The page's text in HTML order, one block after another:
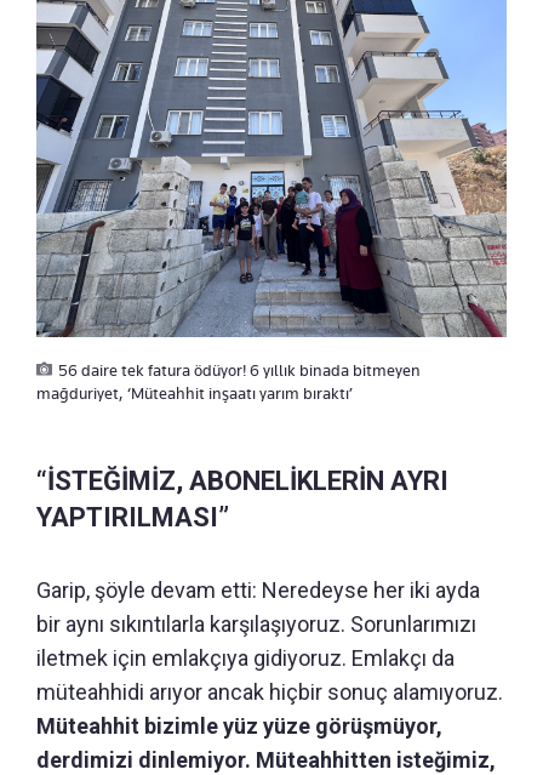
56 daire tek fatura ödüyor! 6 yıllık binada bitmeyen
mağduriyet, ‘Müteahhit inşaatı yarım bıraktı’
“İSTEĞİMİZ, ABONELİKLERİN AYRI
YAPTIRILMASI”
Garip, şöyle devam etti: Neredeyse her iki ayda
bir aynı sıkıntılarla karşılaşıyoruz. Sorunlarımızı
iletmek için emlakçıya gidiyoruz. Emlakçı da
müteahhidi arıyor ancak hiçbir sonuç alamıyoruz.
Müteahhit bizimle yüz yüze görüşmüyor,
derdimizi dinlemiyor. Müteahhitten isteğimiz,